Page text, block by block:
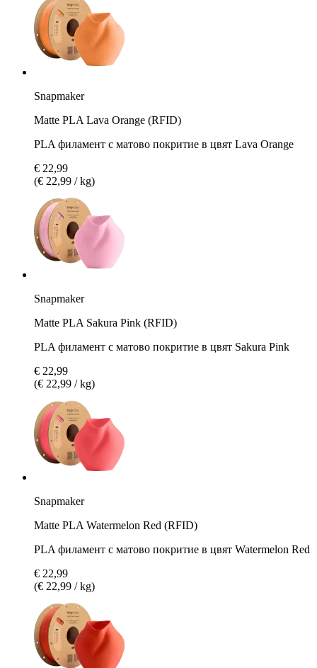
Snapmaker
Matte PLA Lava Orange (RFID)
PLA филамент с матово покритие в цвят Lava Orange
€ 22,99
(€ 22,99 / kg)
Snapmaker
Matte PLA Sakura Pink (RFID)
PLA филамент с матово покритие в цвят Sakura Pink
€ 22,99
(€ 22,99 / kg)
Snapmaker
Matte PLA Watermelon Red (RFID)
PLA филамент с матово покритие в цвят Watermelon Red
€ 22,99
(€ 22,99 / kg)